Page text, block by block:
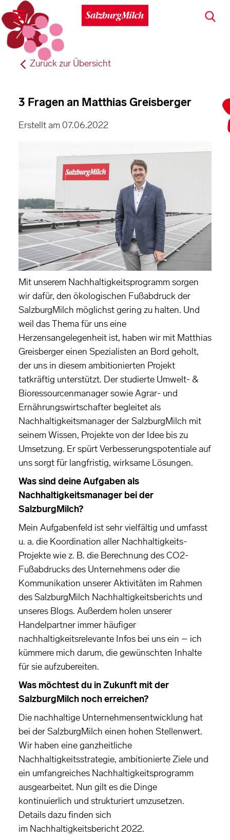
Toggle
navigation
Zurück zur Übersicht
3 Fragen an Matthias Greisberger
Erstellt am 07.06.2022
Mit unserem Nachhaltigkeitsprogramm sorgen
wir dafür, den ökologischen Fußabdruck der
SalzburgMilch möglichst gering zu halten. Und
weil das Thema für uns eine
Herzensangelegenheit ist, haben wir mit Matthias
Greisberger einen Spezialisten an Bord geholt,
der uns in diesem ambitionierten Projekt
tatkräftig unterstützt. Der studierte Umwelt- &
Bioressourcenmanager sowie Agrar- und
Ernährungswirtschafter begleitet als
Nachhaltigkeitsmanager der SalzburgMilch mit
seinem Wissen, Projekte von der Idee bis zu
Umsetzung. Er spürt Verbesserungspotentiale auf
uns sorgt für langfristig, wirksame Lösungen.
Was sind deine Aufgaben als
Nachhaltigkeitsmanager bei der
SalzburgMilch?
Mein Aufgabenfeld ist sehr vielfältig und umfasst
u. a. die Koordination aller Nachhaltigkeits-
Projekte wie z. B. die Berechnung des CO2-
Fußabdrucks des Unternehmens oder die
Kommunikation unserer Aktivitäten im Rahmen
des SalzburgMilch Nachhaltigkeitsberichts und
unseres Blogs. Außerdem holen unserer
Handelpartner immer häufiger
nachhaltigkeitsrelevante Infos bei uns ein – ich
kümmere mich darum, die gewünschten Inhalte
für sie aufzubereiten.
Was möchtest du in Zukunft mit der
SalzburgMilch noch erreichen?
Die nachhaltige Unternehmensentwicklung hat
bei der SalzburgMilch einen hohen Stellenwert.
Wir haben eine ganzheitliche
Nachhaltigkeitsstrategie, ambitionierte Ziele und
ein umfangreiches Nachhaltigkeitsprogramm
ausgearbeitet. Nun gilt es die Dinge
kontinuierlich und strukturiert umzusetzen.
Details dazu finden sich
im Nachhaltigkeitsbericht 2022.